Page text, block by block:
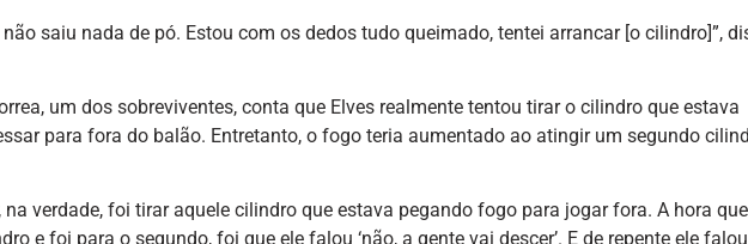
não saiu nada de pó. Estou com os dedos tudo queimado, tentei arrancar [o cilindro]”,
um dos sobreviventes, conta que Elves realmente tentou tirar o cilindro que estava
para fora do balão. Entretanto, o fogo teria aumentado ao atingir um segundo
na verdade, foi tirar aquele cilindro que estava pegando fogo para jogar fora. A hora
e foi para o segundo, foi que ele falou ‘não, a gente vai descer’. E de repente ele